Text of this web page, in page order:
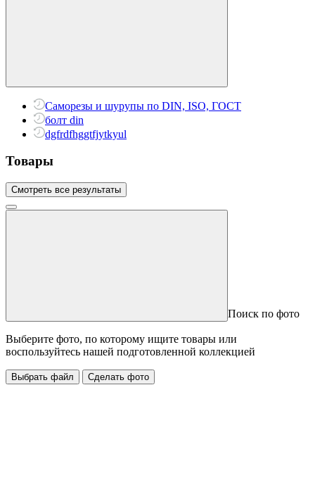
Саморезы и шурупы по DIN, ISO, ГОСТ
болт din
dgfrdfhggtfjytkyul
Товары
Смотреть все результаты
Поиск по фото
Выберите фото, по которому ищите товары или
воспользуйтесь нашей подготовленной коллекцией
Выбрать файл Сделать фото